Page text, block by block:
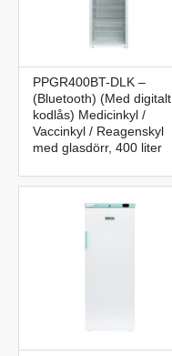
PPGR400BT-DLK –
(Bluetooth) (Med digitalt
kodlås) Medicinkyl /
Vaccinkyl / Reagenskyl
med glasdörr, 400 liter